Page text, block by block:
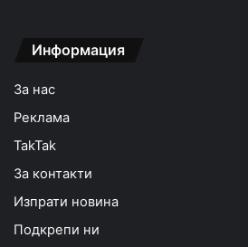
Информация
За нас
Реклама
TakTak
За контакти
Изпрати новина
Подкрепи ни